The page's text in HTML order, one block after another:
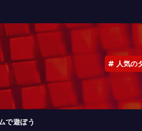
人気の
で遊ぼう